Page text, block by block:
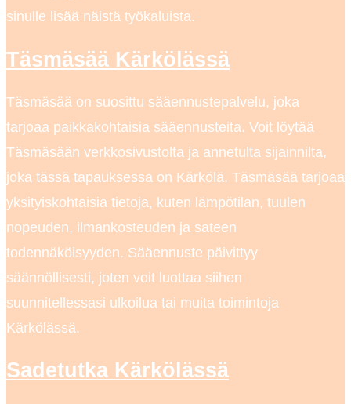
sinulle lisää näistä työkaluista.
Täsmäsää Kärkölässä
Täsmäsää on suosittu sääennustepalvelu, joka
tarjoaa paikkakohtaisia sääennusteita. Voit löytää
Täsmäsään verkkosivustolta ja annetulta sijainnilta,
joka tässä tapauksessa on Kärkölä. Täsmäsää tarjoaa
yksityiskohtaisia tietoja, kuten lämpötilan, tuulen
nopeuden, ilmankosteuden ja sateen
todennäköisyyden. Sääennuste päivittyy
säännöllisesti, joten voit luottaa siihen
suunnitellessasi ulkoilua tai muita toimintoja
Kärkölässä.
Sadetutka Kärkölässä